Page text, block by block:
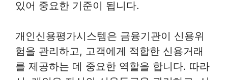
있어 중요한 기준이 됩니다.
개인신용평가시스템은 금융기관이 신용위
험을 관리하고, 고객에게 적합한 신용거래
를 제공하는 데 중요한 역할을 합니다. 따라